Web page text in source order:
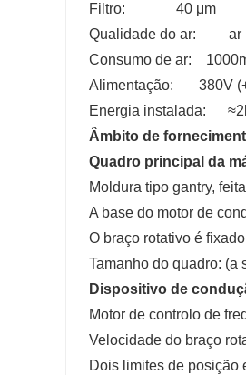
Filtro: 40 μm
Qualidade do ar: ar
Consumo de ar:
Alimentação: 380V
Energia instalada:
Âmbito de
Quadro
Moldura tipo gantry,
A base do motor de
O braço rotativo é
Tamanho do quadro: (a
Dispositivo de
Motor de controlo de
Velocidade do braço
Dois limites de posição